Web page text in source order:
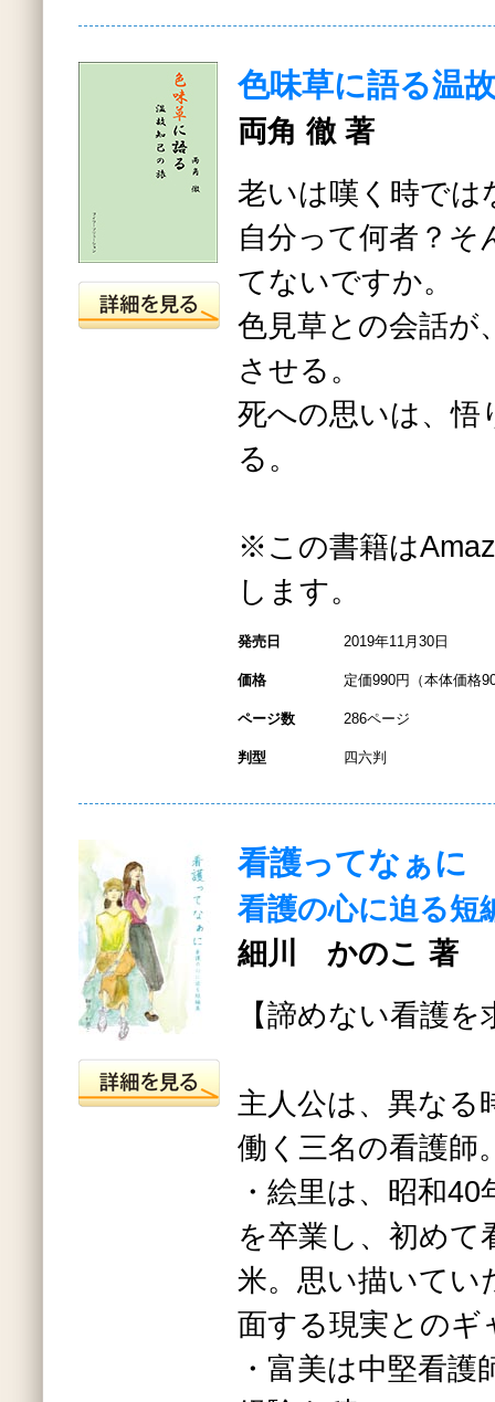
色味草に語る温
両角 徹 著
老いは嘆く時では
自分って何者？そ
てないですか。
色見草との会話が
させる。
死への思いは、悟
る。
※この書籍は
します。
発売日 2019年11月30日
価格 定価990円（本体価格
ページ数 286ページ
判型 四六判
看護ってなぁに
看護の心に迫る短
細川 かのこ 著
【諦めない看護を
主人公は、異なる
働く三名の看護師
・絵里は、昭和
を卒業し、初めて
米。思い描いてい
面する現実とのギ
・富美は中堅看